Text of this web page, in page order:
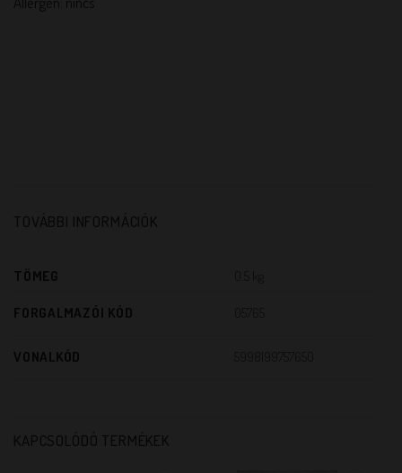
TOVÁBBI INFORMÁCIÓK
TÖMEG
FORGALMAZÓI KÓD
VONALKÓD
KAPCSOLÓDÓ TERMÉKEK